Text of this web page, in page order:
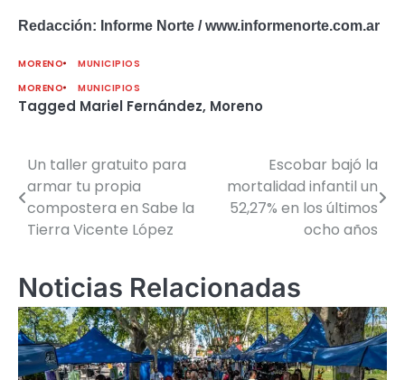
Redacción: Informe Norte / www.informenorte.com.ar
MORENO
MUNICIPIOS
MORENO
MUNICIPIOS
Tagged Mariel Fernández, Moreno
Navegación
de
entradas
Un taller gratuito para
armar tu propia
compostera en Sabe la
Tierra Vicente López
Escobar bajó la
mortalidad infantil un
52,27% en los últimos
ocho años
Noticias Relacionadas